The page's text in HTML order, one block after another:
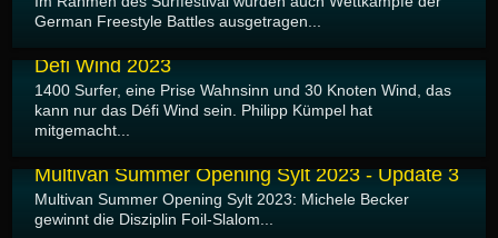
German Freestyle Battles ausgetragen...
Défi Wind 2023
1400 Surfer, eine Prise Wahnsinn und 30 Knoten Wind, das
kann nur das Défi Wind sein. Philipp Kümpel hat
mitgemacht...
Multivan Summer Opening Sylt 2023 - Update 3
Multivan Summer Opening Sylt 2023: Michele Becker
gewinnt die Disziplin Foil-Slalom...